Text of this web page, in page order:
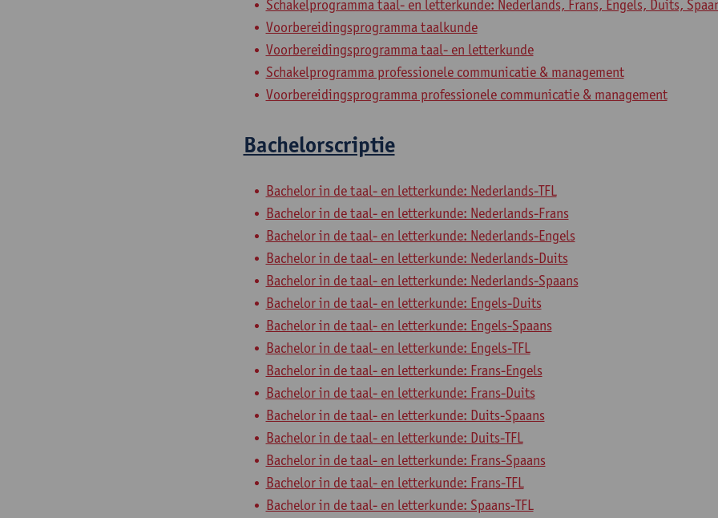
Schakelprogramma taal- en letterkunde: Nederlands, Frans, Engels, Duits,
Voorbereidingsprogramma taalkunde
Voorbereidingsprogramma taal- en letterkunde
Schakelprogramma professionele communicatie & management
Voorbereidingsprogramma professionele communicatie & management
Bachelorscriptie
Bachelor in de taal- en letterkunde: Nederlands-TFL
Bachelor in de taal- en letterkunde: Nederlands-Frans
Bachelor in de taal- en letterkunde: Nederlands-Engels
Bachelor in de taal- en letterkunde: Nederlands-Duits
Bachelor in de taal- en letterkunde: Nederlands-Spaans
Bachelor in de taal- en letterkunde: Engels-Duits
Bachelor in de taal- en letterkunde: Engels-Spaans
Bachelor in de taal- en letterkunde: Engels-TFL
Bachelor in de taal- en letterkunde: Frans-Engels
Bachelor in de taal- en letterkunde: Frans-Duits
Bachelor in de taal- en letterkunde: Duits-Spaans
Bachelor in de taal- en letterkunde: Duits-TFL
Bachelor in de taal- en letterkunde: Frans-Spaans
Bachelor in de taal- en letterkunde: Frans-TFL
Bachelor in de taal- en letterkunde: Spaans-TFL